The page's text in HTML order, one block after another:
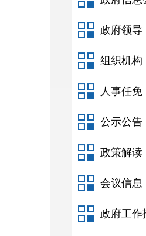
政府领导
组织机构
人事任免
公示公告
政策解读
会议信息
政府工作